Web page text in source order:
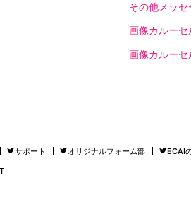
その他メッ
画像カルーセ
画像カルー
サポート オリジナルフォーム部 ECAI